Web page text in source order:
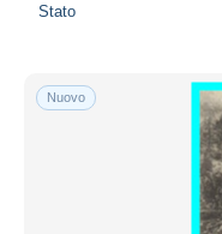
Stato
Nuovo